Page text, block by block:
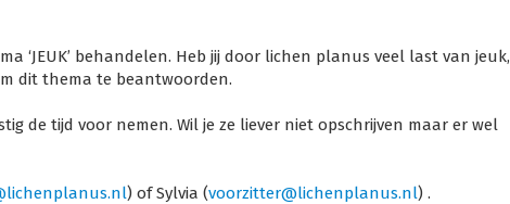
behandelen. Heb jij door lichen planus veel last van jeuk,
dit thema te beantwoorden.
de tijd voor nemen. Wil je ze liever niet opschrijven maar er wel
) of Sylvia (rettizroov@lichenplanus.nl) .